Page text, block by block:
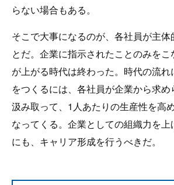
らない場合もある。
そこで大事になるのが、各社員が主体
とだ。企業に指示されたことのみを
が上がる時代は終わった。時代の流
をつくるには、各社員が企業から求
汲み取って、1人あたりの生産性を高
なってくる。企業としての組織力を
にも、キャリア形成を行うべきだ。